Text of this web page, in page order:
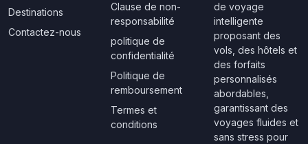
Destinations
Contactez-nous
Clause de non-
responsabilité
politique de
confidentialité
Politique de
remboursement
Termes et
conditions
de voyage
intelligente
proposant des
vols, des hôtels et
des forfaits
personnalisés
abordables,
garantissant des
voyages fluides et
sans stress pour